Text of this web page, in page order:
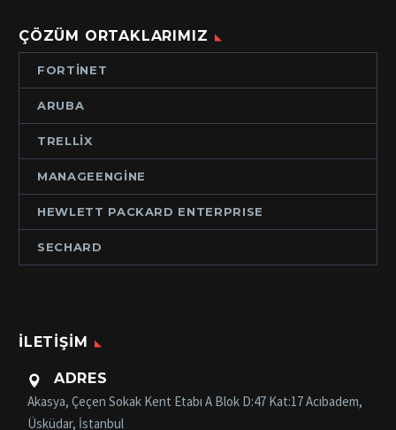
ÇÖZÜM ORTAKLARIMIZ
FORTINET
ARUBA
TRELLIX
MANAGEENGINE
HEWLETT PACKARD ENTERPRISE
SECHARD
İLETIŞIM

ADRES
Akasya, Çeçen Sokak Kent Etabı A Blok D:47 Kat:17 Acıbadem,
Üsküdar, İstanbul